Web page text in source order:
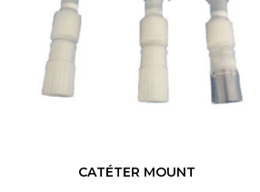
CATÉTER MOUNT